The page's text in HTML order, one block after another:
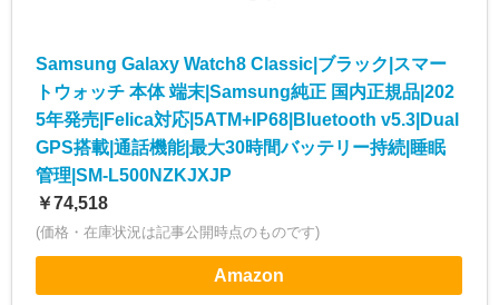
Samsung Galaxy Watch8 Classic|ブラック|スマー
トウォッチ 本体 端末|Samsung純正 国内正規品|202
5年発売|Felica対応|5ATM+IP68|Bluetooth v5.3|Dual
GPS搭載|通話機能|最大30時間バッテリー持続|睡眠
管理|SM-L500NZKJXJP
￥74,518
(価格・在庫状況は記事公開時点のものです)
Amazon